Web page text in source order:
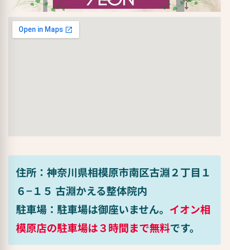
住所：神奈川県相模原市南区古淵２丁目１
６−１５ 古淵かえる整体院内
駐車場：駐車場は御座いません。 イオン相
模原店の駐車場は３時間まで無料です。